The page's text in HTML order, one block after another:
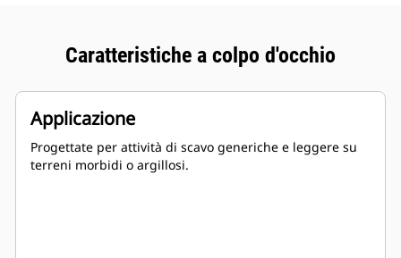
Caratteristiche a colpo d'occhio
Applicazione
Progettate per attività di scavo generiche e leggere su
terreni morbidi o argillosi.